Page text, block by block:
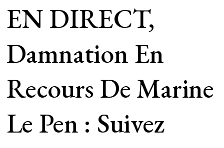
EN DIRECT,
Damnation En
Recours De Marine
Le Pen : Suivez